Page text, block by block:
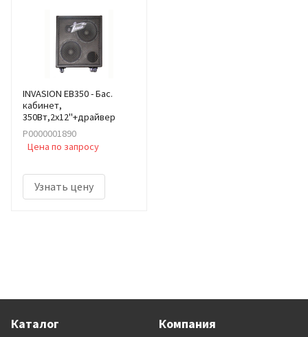
INVASION EB350 - Бас.
кабинет,
350Вт,2х12"+драйвер
Р0000001890
Цена по запросу
Узнать цену
Каталог Компания